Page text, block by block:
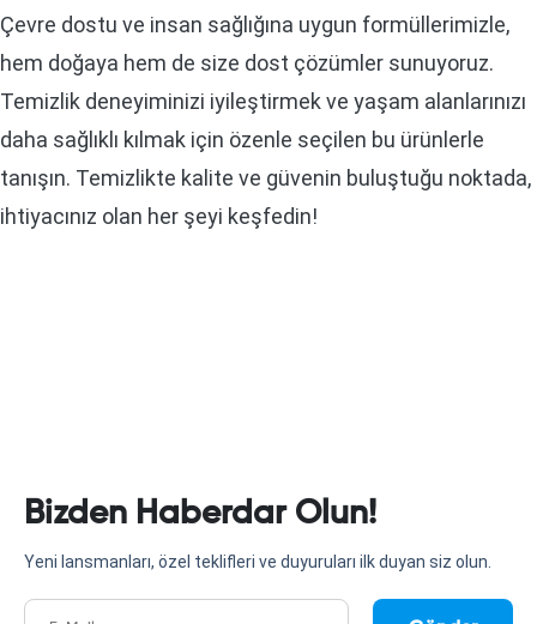
Çevre dostu ve insan sağlığına uygun formüllerimizle,
hem doğaya hem de size dost çözümler sunuyoruz.
Temizlik deneyiminizi iyileştirmek ve yaşam alanlarınızı
daha sağlıklı kılmak için özenle seçilen bu ürünlerle
tanışın. Temizlikte kalite ve güvenin buluştuğu noktada,
ihtiyacınız olan her şeyi keşfedin!
Bizden Haberdar Olun!
Yeni lansmanları, özel teklifleri ve duyuruları ilk duyan siz olun.